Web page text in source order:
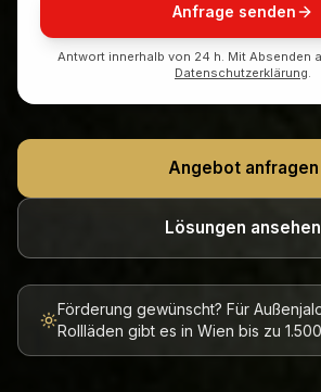
Anfrage senden
Antwort innerhalb von 24 h. Mit Absenden
Datenschutzerklärung.
Angebot anfragen
Lösungen ansehen
Förderung gewünscht? Für
Rollläden gibt es in Wien bis zu